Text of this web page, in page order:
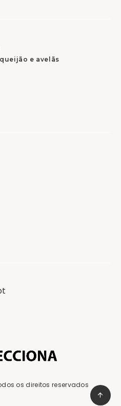
e avelãs
os direitos reservados